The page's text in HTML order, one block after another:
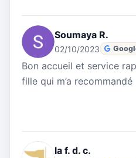
Soumaya R.
02/10/2023
Bon accueil et service
fille qui m’a
la f. d. c.